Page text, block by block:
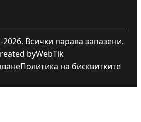
Всички парава запазени.
byWebTik
Политика на бисквитките